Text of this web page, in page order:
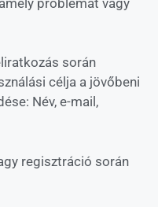
során
célja a jövőbeni
Név, e-mail,
regisztráció során